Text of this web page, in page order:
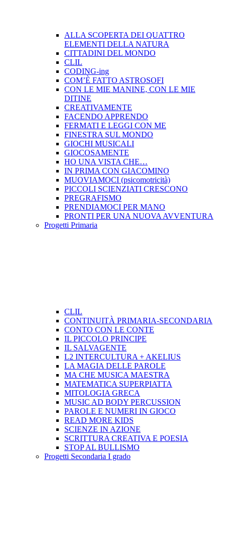
ALLA SCOPERTA DEI QUATTRO
ELEMENTI DELLA NATURA
CITTADINI DEL MONDO
CLIL
CODING-ing
COM’È FATTO ASTROSOFI
CON LE MIE MANINE, CON LE MIE
DITINE
CREATIVAMENTE
FACENDO APPRENDO
FERMATI E LEGGI CON ME
FINESTRA SUL MONDO
GIOCHI MUSICALI
GIOCOSAMENTE
HO UNA VISTA CHE…
IN PRIMA CON GIACOMINO
MUOVIAMOCI (psicomotricità)
PICCOLI SCIENZIATI CRESCONO
PREGRAFISMO
PRENDIAMOCI PER MANO
PRONTI PER UNA NUOVA AVVENTURA
Progetti Primaria
CLIL
CONTINUITÀ PRIMARIA-SECONDARIA
CONTO CON LE CONTE
IL PICCOLO PRINCIPE
IL SALVAGENTE
L2 INTERCULTURA + AKELIUS
LA MAGIA DELLE PAROLE
MA CHE MUSICA MAESTRA
MATEMATICA SUPERPIATTA
MITOLOGIA GRECA
MUSIC AD BODY PERCUSSION
PAROLE E NUMERI IN GIOCO
READ MORE KIDS
SCIENZE IN AZIONE
SCRITTURA CREATIVA E POESIA
STOP AL BULLISMO
Progetti Secondaria I grado